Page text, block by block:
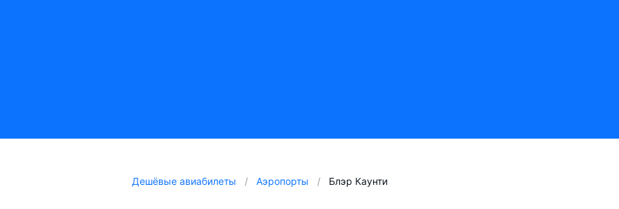
Дешёвые авиабилеты Аэропорты Блэр Каунти